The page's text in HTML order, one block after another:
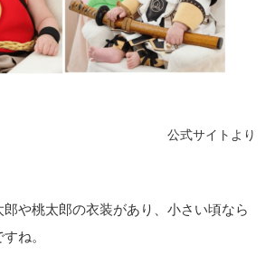
公式サイトより
や桃太郎の衣装があり、小さい頃なら
ね。